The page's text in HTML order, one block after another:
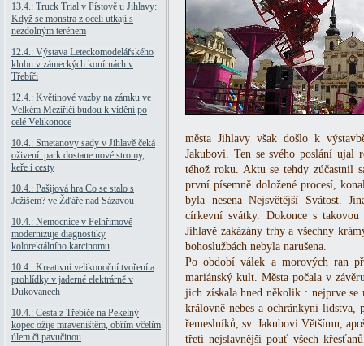
13.4.: Truck Trial v Pístově u Jihlavy:
Když se monstra z oceli utkají s
nezdolným terénem
12.4.: Výstava Leteckomodelářského
klubu v zámeckých konírnách v
Třebíči
12.4.: Květinové vazby na zámku ve
Velkém Meziříčí budou k vidění po
celé Velikonoce
10.4.: Smetanovy sady v Jihlavě čeká
oživení: park dostane nové stromy,
keře i cesty
10.4.: Pašijová hra Co se stalo s
Ježíšem? ve Žďáře nad Sázavou
10.4.: Nemocnice v Pelhřimově
modernizuje diagnostiky
kolorektálního karcinomu
10.4.: Kreativní velikonoční tvoření a
prohlídky v jaderné elektrárně v
Dukovanech
10.4.: Cesta z Třebíče na Pekelný
kopec ožije mraveništěm, obřím včelím
úlem či pavučinou
města Jihlavy však došlo k
Jakubovi. Ten se svého poslání ujal
téhož roku. Aktu se tehdy zúčastnil
první písemně doložené procesí,
byla nesena Nejsvětější Svátost.
církevní svátky. Dokonce s
Jihlavě zakázány trhy a všechny
bohoslužbách nebyla narušena.
Po období válek a morových ran
mariánský kult. Města počala v
jich získala hned několik : nejprve se
královně nebes a ochránkyni lidstva,
řemeslníků, sv. Jakubovi Většímu,
třetí nejslavnější pouť všech